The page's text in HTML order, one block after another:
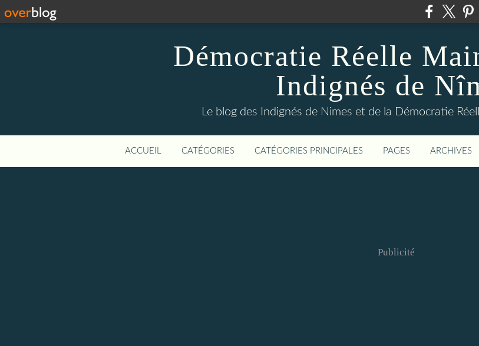
Démocratie Réelle
Indignés de
Le blog des Indignés de Nimes et de la Démocratie
ACCUEIL CATÉGORIES CATÉGORIES PRINCIPALES PAGES ARCHIVES
Publicité